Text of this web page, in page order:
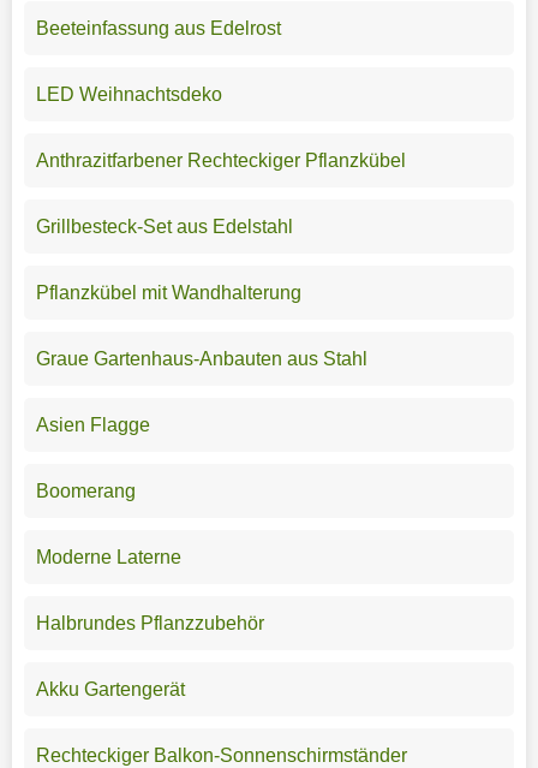
Beeteinfassung aus Edelrost
LED Weihnachtsdeko
Anthrazitfarbener Rechteckiger Pflanzkübel
Grillbesteck-Set aus Edelstahl
Pflanzkübel mit Wandhalterung
Graue Gartenhaus-Anbauten aus Stahl
Asien Flagge
Boomerang
Moderne Laterne
Halbrundes Pflanzzubehör
Akku Gartengerät
Rechteckiger Balkon-Sonnenschirmständer